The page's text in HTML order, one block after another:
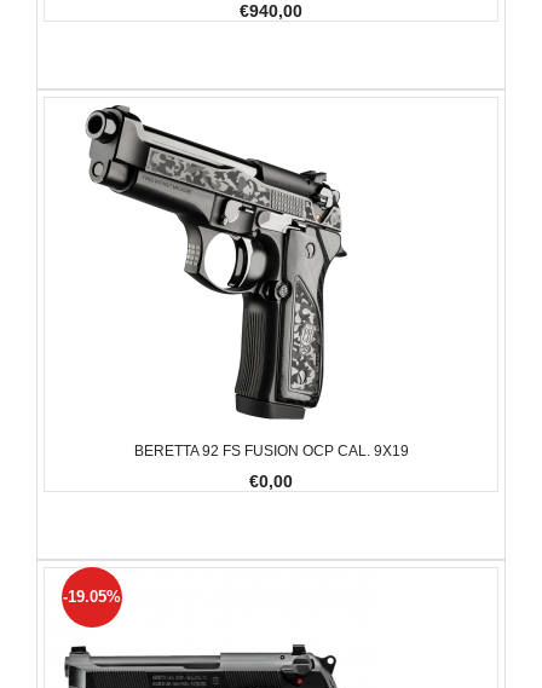
€940,00
BERETTA 92 FS FUSION OCP CAL. 9X19
€0,00
-19.05%